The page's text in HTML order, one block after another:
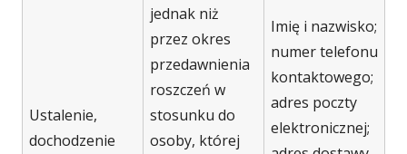
Ustalenie,
dochodzenie
jednak niż
przez okres
przedawnienia
roszczeń w
stosunku do
osoby, której
Imię i nazwisko;
numer telefonu
kontaktowego;
adres poczty
elektronicznej;